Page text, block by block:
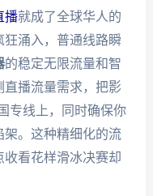
播就成了全球华人的
涌入，普通线路瞬
的稳定无限流量和智
播流量需求，把影
专线上，同时确保你
架。这种精细化的流
看花样滑冰决赛却